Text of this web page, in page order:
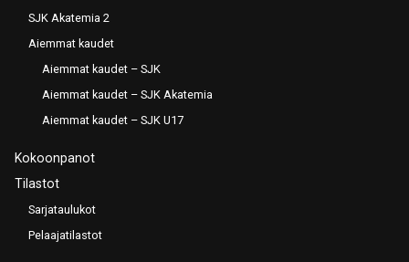
SJK Akatemia 2
Aiemmat kaudet
Aiemmat kaudet – SJK
Aiemmat kaudet – SJK Akatemia
Aiemmat kaudet – SJK U17
Kokoonpanot
Tilastot
Sarjataulukot
Pelaajatilastot